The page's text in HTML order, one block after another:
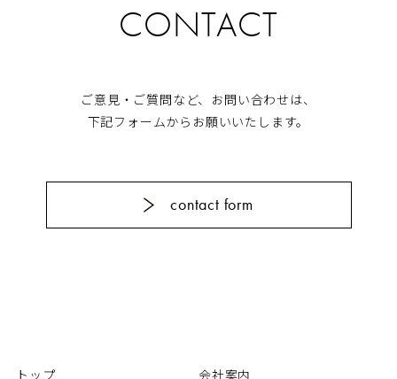
CONTACT
ご意見・ご質問など、お問い合わせは、
下記フォームからお願いいたします。
contact form
トップ 会社案内